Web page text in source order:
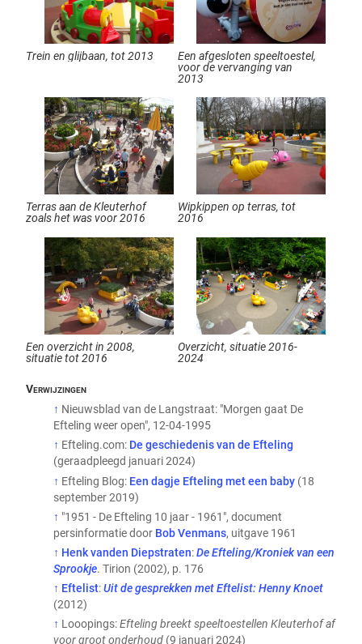
Trein en glijbaan, tot 2013
Een afgesloten speeltoestel,
voor de vervanging van
2013
Terras aan de Kleuterhof
zoals het was voor 2016
Wipkippen op terras, tot
2016
Een overzicht in 2008,
situatie tot 2016
Overzicht, situatie 2016-
2024
↑ Nieuwsblad van de Langstraat: "Morgen gaat De
Efteling weer open", 12-04-1995
↑ Efteling.com: De geschiedenis van de Efteling
(geraadpleegd januari 2024)
↑ Efteling Blog: Een dagje Efteling met een baby (18
september 2019)
↑ "1951 - De Efteling 10 jaar - 1961", document
persinformatie door Bob Venmans, uitgave 1961
↑ Henk vanden Diepstraten:De Efteling/Kroniek van een
Sprookje. Tirion (2002), p. 176
↑ Eftelist:Uit de gesprekken met Eftelist: Henny Knoet
(2012)
↑ Looopings:Efteling breekt speeltoestellen Kleuterhof af
voor groot onderhoud (9 januari 2024)